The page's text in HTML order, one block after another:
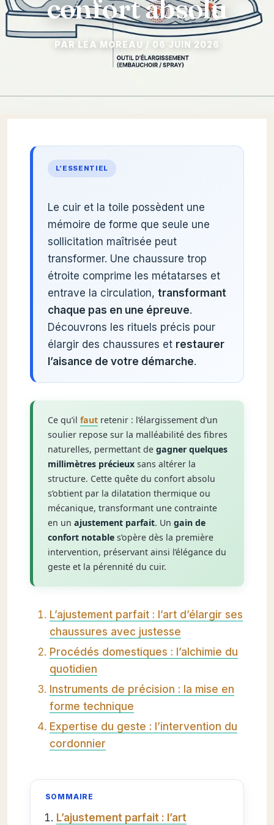
confort absolu
06 JUIN 2026
L’ESSENTIEL
Le cuir et la toile possèdent une
mémoire de forme que seule une
sollicitation maîtrisée peut
transformer. Une chaussure trop
étroite comprime les métatarses et
entrave la circulation, transformant
chaque pas en une épreuve.
Découvrons les rituels précis pour
élargir des chaussures et restaurer
l’aisance de votre démarche.
Ce qu’il fautretenir : l’élargissement d’un
soulier repose sur la malléabilité des fibres
naturelles, permettant de gagner quelques
millimètres précieuxsans altérer la
structure. Cette quête du confort absolu
s’obtient par la dilatation thermique ou
mécanique, transformant une contrainte
en un ajustement parfait. Un gain de
confort notables’opère dès la première
intervention, préservant ainsi l’élégance du
geste et la pérennité du cuir.
L’ajustement parfait : l’art d’élargir ses
chaussures avec justesse
Procédés domestiques : l’alchimie du
quotidien
Instruments de précision : la mise en
forme technique
Expertise du geste : l’intervention du
cordonnier
SOMMAIRE
L’ajustement parfait : l’art